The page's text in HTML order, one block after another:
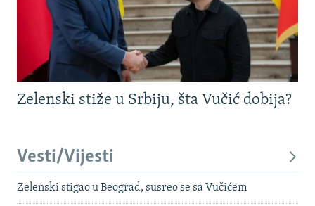
Zelenski stiže u Srbiju, šta Vučić dobija?
Vesti/Vijesti
Zelenski stigao u Beograd, susreo se sa Vučićem